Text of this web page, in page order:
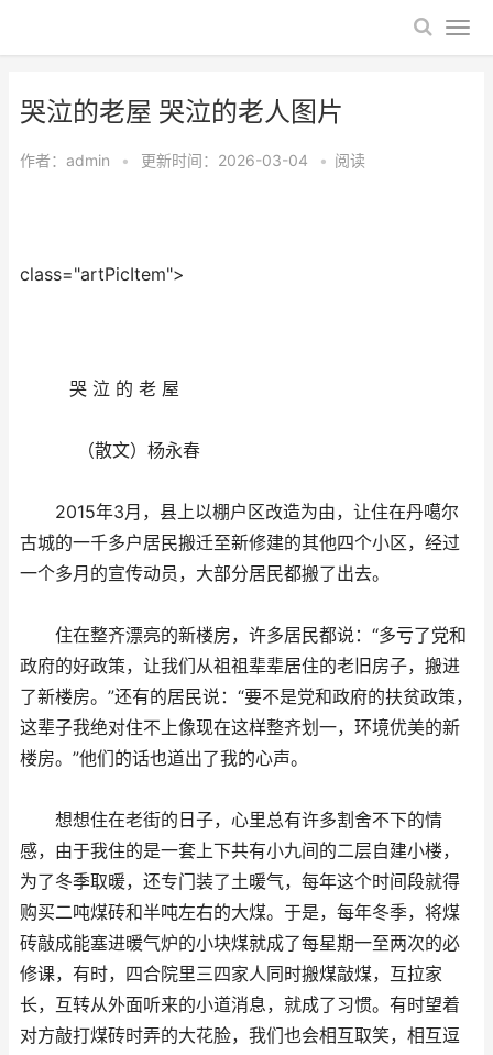
哭泣的老屋 哭泣的老人图片
作者： admin • 更新时间：2026-03-04 • 阅读
class="artPicItem">
哭 泣 的 老 屋
（散文）杨永春
2015年3月，县上以棚户区改造为由，让住在丹噶尔
古城的一千多户居民搬迁至新修建的其他四个小区，经过
一个多月的宣传动员，大部分居民都搬了出去。
住在整齐漂亮的新楼房，许多居民都说：“多亏了党和
政府的好政策，让我们从祖祖辈辈居住的老旧房子，搬进
了新楼房。”还有的居民说：“要不是党和政府的扶贫政策，
这辈子我绝对住不上像现在这样整齐划一，环境优美的新
楼房。”他们的话也道出了我的心声。
想想住在老街的日子，心里总有许多割舍不下的情
感，由于我住的是一套上下共有小九间的二层自建小楼，
为了冬季取暖，还专门装了土暖气，每年这个时间段就得
购买二吨煤砖和半吨左右的大煤。于是，每年冬季，将煤
砖敲成能塞进暖气炉的小块煤就成了每星期一至两次的必
修课，有时，四合院里三四家人同时搬煤敲煤，互拉家
长，互转从外面听来的小道消息，就成了习惯。有时望着
对方敲打煤砖时弄的大花脸，我们也会相互取笑，相互逗